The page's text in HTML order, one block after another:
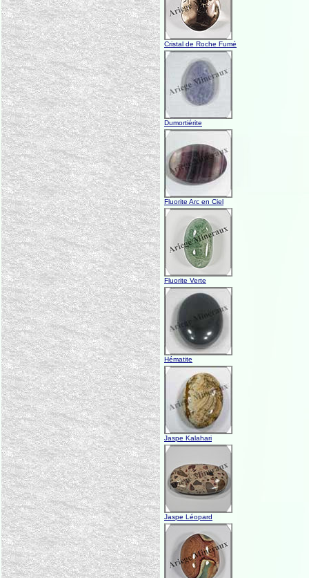
Cristal de Roche Fumé
Dumortiérite
Fluorite Arc en Ciel
Fluorite Verte
Hématite
Jaspe Kalahari
Jaspe Léopard